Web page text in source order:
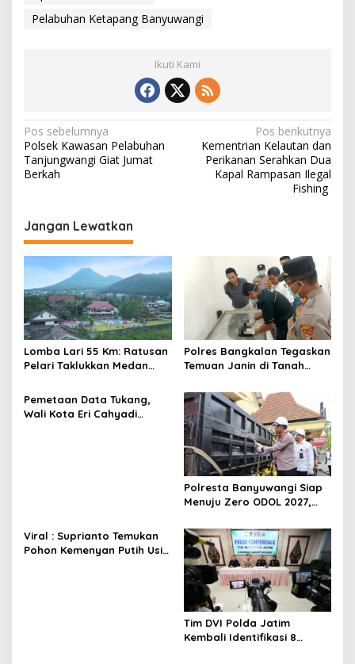
Pelabuhan Ketapang Banyuwangi
Ikuti Kami
N
a
v
g
a
s
i
p
o
s
Pos sebelumnya
Polsek Kawasan Pelabuhan
Tanjungwangi Giat Jumat
Berkah
Pos berikutnya
Kementrian Kelautan dan
Perikanan Serahkan Dua
Kapal Rampasan Ilegal
Fishing
Jangan Lewatkan
Lomba Lari 55 Km: Ratusan
Pelari Taklukkan Medan
Polres Bangkalan Tegaskan
Temuan Janin di Tanah
Pemetaan Data Tukang,
Wali Kota Eri Cahyadi
Polresta Banyuwangi Siap
Menuju Zero ODOL 2027,
di Jalan Raya
Viral : Suprianto Temukan
Pohon Kemenyan Putih Usia
Tim DVI Polda Jatim
Kembali Identifikasi 8